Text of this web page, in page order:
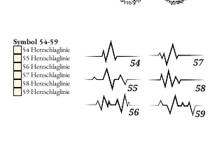
Symbol 54-59
54 Herzschlaglinie
55 Herzschlaglinie
56 Herzschlaglinie
57 Herzschlaglinie
58 Herzschlaglinie
59 Herzschlaglinie